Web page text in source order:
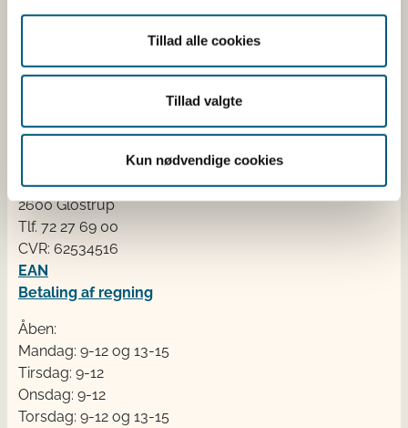
Tillad alle cookies
Tillad valgte
Kun nødvendige cookies
officielle Kostråd og smileykontroller, som du kender
fra cafeer, restauranter og supermarkeder.
Kontakt
Fødevarestyrelsen
Stationsparken 31-33
2600 Glostrup
Tlf. 72 2​​​7 69 00
CVR: 62534516
EAN
Betaling af regning
Åben:
Mandag: 9-12 og 13-15
Tirsdag: 9-12
Onsdag: 9-12
Torsdag: 9-12 og 13-15